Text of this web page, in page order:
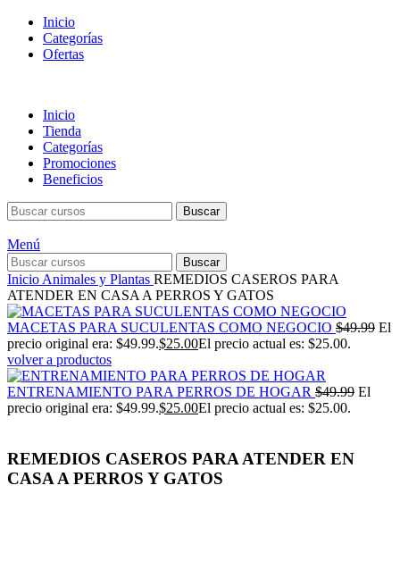
Inicio
Categorías
Ofertas
Inicio
Tienda
Categorías
Promociones
Beneficios
Buscar
Menú
Buscar
Inicio Animales y Plantas REMEDIOS CASEROS PARA
ATENDER EN CASA A PERROS Y GATOS
MACETAS PARA SUCULENTAS COMO NEGOCIO $49.99 El
precio original era: $49.99.$25.00El precio actual es: $25.00.
volver a productos
ENTRENAMIENTO PARA PERROS DE HOGAR $49.99 El
precio original era: $49.99.$25.00El precio actual es: $25.00.
REMEDIOS CASEROS PARA ATENDER EN
CASA A PERROS Y GATOS